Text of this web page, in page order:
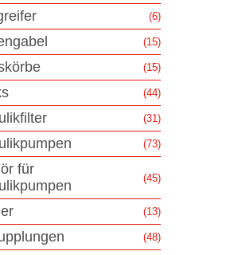
(6)
(15)
(15)
(44)
(31)
(73)
für
(45)
(13)
(48)